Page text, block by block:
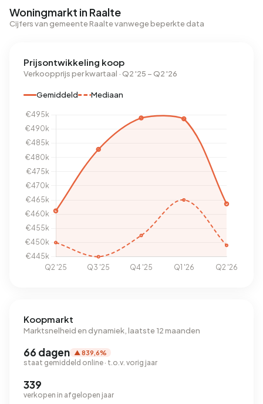
Woningmarkt in Raalte
Cijfers van gemeente Raalte vanwege beperkte data
Prijsontwikkeling koop
Verkoopprijs per kwartaal · Q2 '25 – Q2 '26
Gemiddeld Mediaan
Koopmarkt
Marktsnelheid en dynamiek, laatste 12 maanden
66 dagen ▲ 839,6%
staat gemiddeld online · t.o.v. vorig jaar
339
verkopen in afgelopen jaar